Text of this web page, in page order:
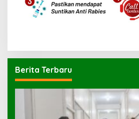
Berita Terbaru